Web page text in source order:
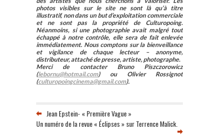
photos visibles sur le site ne sont là qu’à titre
illustratif, non dans un but d’exploitation commerciale
et ne sont pas la propriété de Culturopoing.
Néanmoins, si une photographie avait malgré tout
échappé à notre contrôle, elle sera de fait enlevée
immédiatement. Nous comptons sur la bienveillance
et vigilance de chaque lecteur – anonyme,
distributeur, attaché de presse, artiste, photographe.
Merci de contacter Bruno Piszczorowicz
(lebornu@hotmail.com) ou Olivier Rossignot
(culturopoingcinema@gmail.com).
Jean Epstein- « Première Vague »
Un numéro de la revue « Éclipses » sur Terrence Malick.